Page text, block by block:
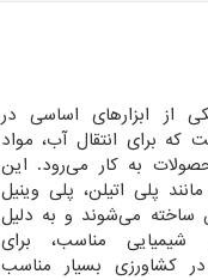
از ابزارهای اساسی در
برای انتقال آب، مواد
به کار می‌رود. این
پلی اتیلن، پلی وینیل
ساخته می‌شوند و به دلیل
مناسب، برای
کشاورزی بسیار مناسب